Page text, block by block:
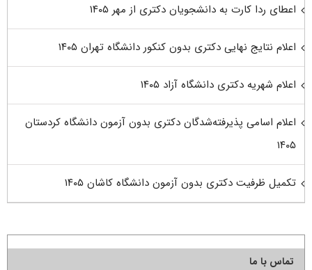
اعطای ردا کارت به دانشجویان دکتری از مهر ۱۴۰۵
اعلام نتایج نهایی دکتری بدون کنکور دانشگاه تهران ۱۴۰۵
اعلام شهریه دکتری دانشگاه آزاد ۱۴۰۵
اعلام اسامی پذیرفته‌شدگان دکتری بدون آزمون دانشگاه کردستان
۱۴۰۵
تکمیل ظرفیت دکتری بدون آزمون دانشگاه کاشان ۱۴۰۵
تماس با ما